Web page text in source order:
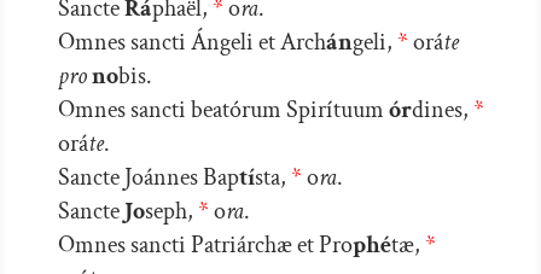
SancteRáphaël, *ora.
Omnes sancti Ángeli et Archángeli, *oráte
pronobis.
Omnes sancti beatórum Spirítuumórdines, *
oráte.
Sancte Joánnes Baptísta, *ora.
SancteJoseph, *ora.
Omnes sancti Patriárchæ et Prophétæ, *